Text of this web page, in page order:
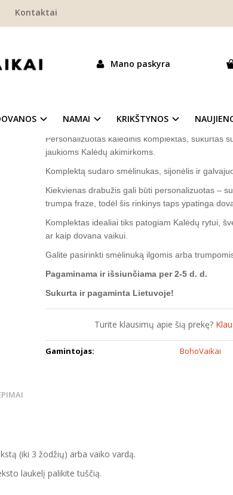
Kontaktai
Mano paskyra
NAMAI KRIKŠTYNOS
"BLIZGU"
Personalizuotas kalėdinis komplektas, sukurtas
jaukioms Kalėdų akimirkoms.
Komplektą sudaro smėlinukas, sijonėlis ir
Kiekvienas drabužis gali būti personalizuotas –
trumpa fraze, todėl šis rinkinys taps ypatinga
Komplektas idealiai tiks patogiam Kalėdų rytui,
ar kaip dovana vaikui.
Galite pasirinkti smėlinuką ilgomis arba
Pagaminama ir išsiunčiama per 2-5 d. d.
Sukurta ir pagaminta Lietuvoje!
Turite klausimų apie šią prekę?
Gamintojas: BohoVaikai
(iki 3 žodžių) arba vaiko vardą.
laukelį palikite tuščią.